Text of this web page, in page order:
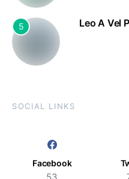
5 Leo A Vel
SOCIAL LINKS
Facebook